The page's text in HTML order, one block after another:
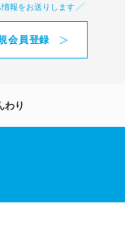
情報をお送りします
会員登録
わり